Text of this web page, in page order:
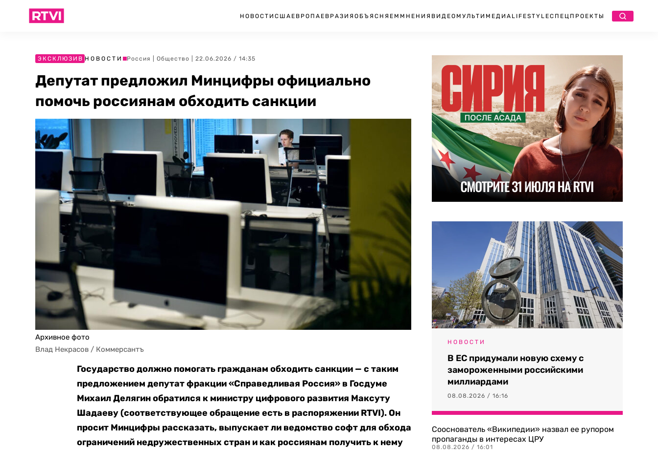
НОВОСТИ США ЕВРОПА ЕВРАЗИЯ ОБЪЯСНЯЕМ МНЕНИЯ ВИДЕО МУЛЬТИМЕДИА LIFESTYLEСПЕЦПРОЕКТЫ
ЭКСКЛЮЗИВ НОВОСТИ Россия Общество | 22.06.2026 / 14:35
Депутат предложил Минцифры официально
помочь россиянам обходить санкции
Архивное фото
Влад Некрасов / Коммерсантъ
Государство должно помогать гражданам обходить санкции — с таким
предложением депутат фракции «Справедливая Россия» в Госдуме
Михаил Делягин обратился к министру цифрового развития Максуту
Шадаеву (соответствующее обращение есть в распоряжении RTVI). Он
просит Минцифры рассказать, выпускает ли ведомство софт для обхода
ограничений недружественных стран и как россиянам получить к нему
НОВОСТИ
В ЕС придумали новую схему с
замороженными российскими
миллиардами
08.08.2026 / 16:16
Сооснователь «Википедии» назвал ее рупором
пропаганды в интересах ЦРУ
08.08.2026 / 16:01